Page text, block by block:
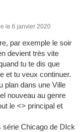
le 6 janvier 2020
par exemple le soir
devient très vite
tu te dis que
et tu veux continuer.
plan dans une Ville
nouveau au genre
le <> principal et
série Chicago de DIck